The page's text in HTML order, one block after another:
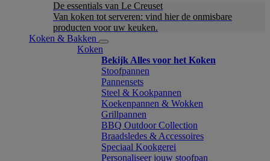
De essentials van Le Creuset
Van koken tot serveren: vind hier de onmisbare
producten voor uw keuken.
Koken & Bakken
Koken
Bekijk Alles voor het Koken
Stoofpannen
Pannensets
Steel & Kookpannen
Koekenpannen & Wokken
Grillpannen
BBQ Outdoor Collection
Braadsledes & Accessoires
Speciaal Kookgerei
Personaliseer jouw stoofpan